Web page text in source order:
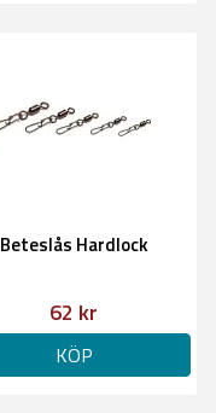
Beteslås Hardlock
62 kr
KÖP